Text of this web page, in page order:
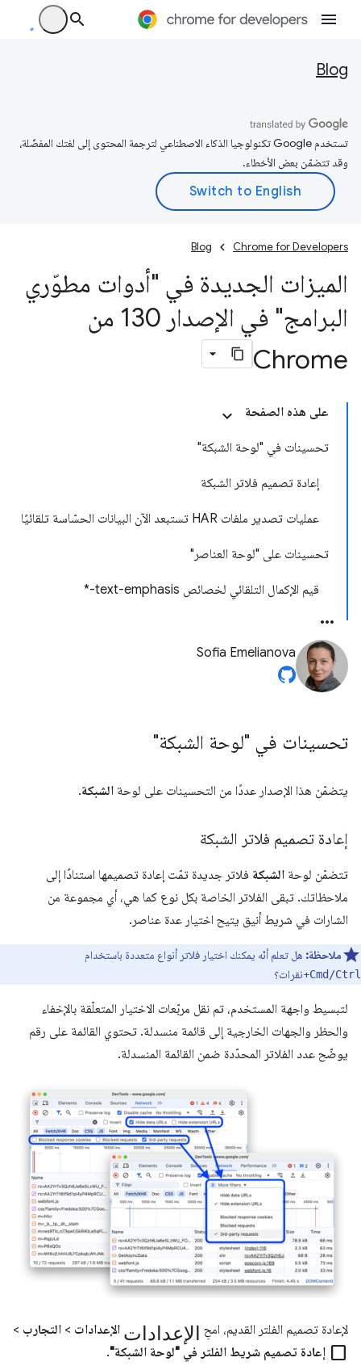
Blog
تستخدم Google تكنولوجيا الذكاء الاصطناعي لترجمة المحتوى إلى لغتك المفضّلة،
وقد تتضمّن بعض الأخطاء.
Chrome for Developers
Blog
الميزات الجديدة في "أدوات مطوّري
البرامج" في الإصدار 130 من
Chrome
على هذه الصفحة
تحسينات في "لوحة الشبكة"
إعادة تصميم فلاتر الشبكة
عمليات تصدير ملفات HAR تستبعد الآن البيانات الحسّاسة تلقائيًا
تحسينات على "لوحة العناصر"
قيم الإكمال التلقائي لخصائص text-emphasis-*
Sofia Emelianova
تحسينات في "لوحة الشبكة"
يتضمّن هذا الإصدار عددًا من التحسينات على لوحة الشبكة.
إعادة تصميم فلاتر الشبكة
تتضمّن لوحة الشبكة فلاتر جديدة تمّت إعادة تصميمها استنادًا إلى
ملاحظاتك. تبقى الفلاتر الخاصة بكل نوع كما هي، أي مجموعة من
الشارات في شريط أنيق يتيح اختيار عدة عناصر.
ملاحظة: هل تعلم أنّه يمكنك اختيار فلاتر أنواع متعددة باستخدام
Cmd/Ctrl+نقرات؟
لتبسيط واجهة المستخدم، تم نقل مربّعات الاختيار المتعلّقة بالإخفاء
والحظر والجهات الخارجية إلى قائمة منسدلة. تحتوي القائمة على رقم
يوضّح عدد الفلاتر المحدّدة ضمن القائمة المنسدلة.
لإعادة تصميم الفلتر القديم، امحِ الإعدادات الإعدادات > التجارب >
check_box_outline_blank إعادة تصميم شريط الفلتر في "لوحة الشبكة".